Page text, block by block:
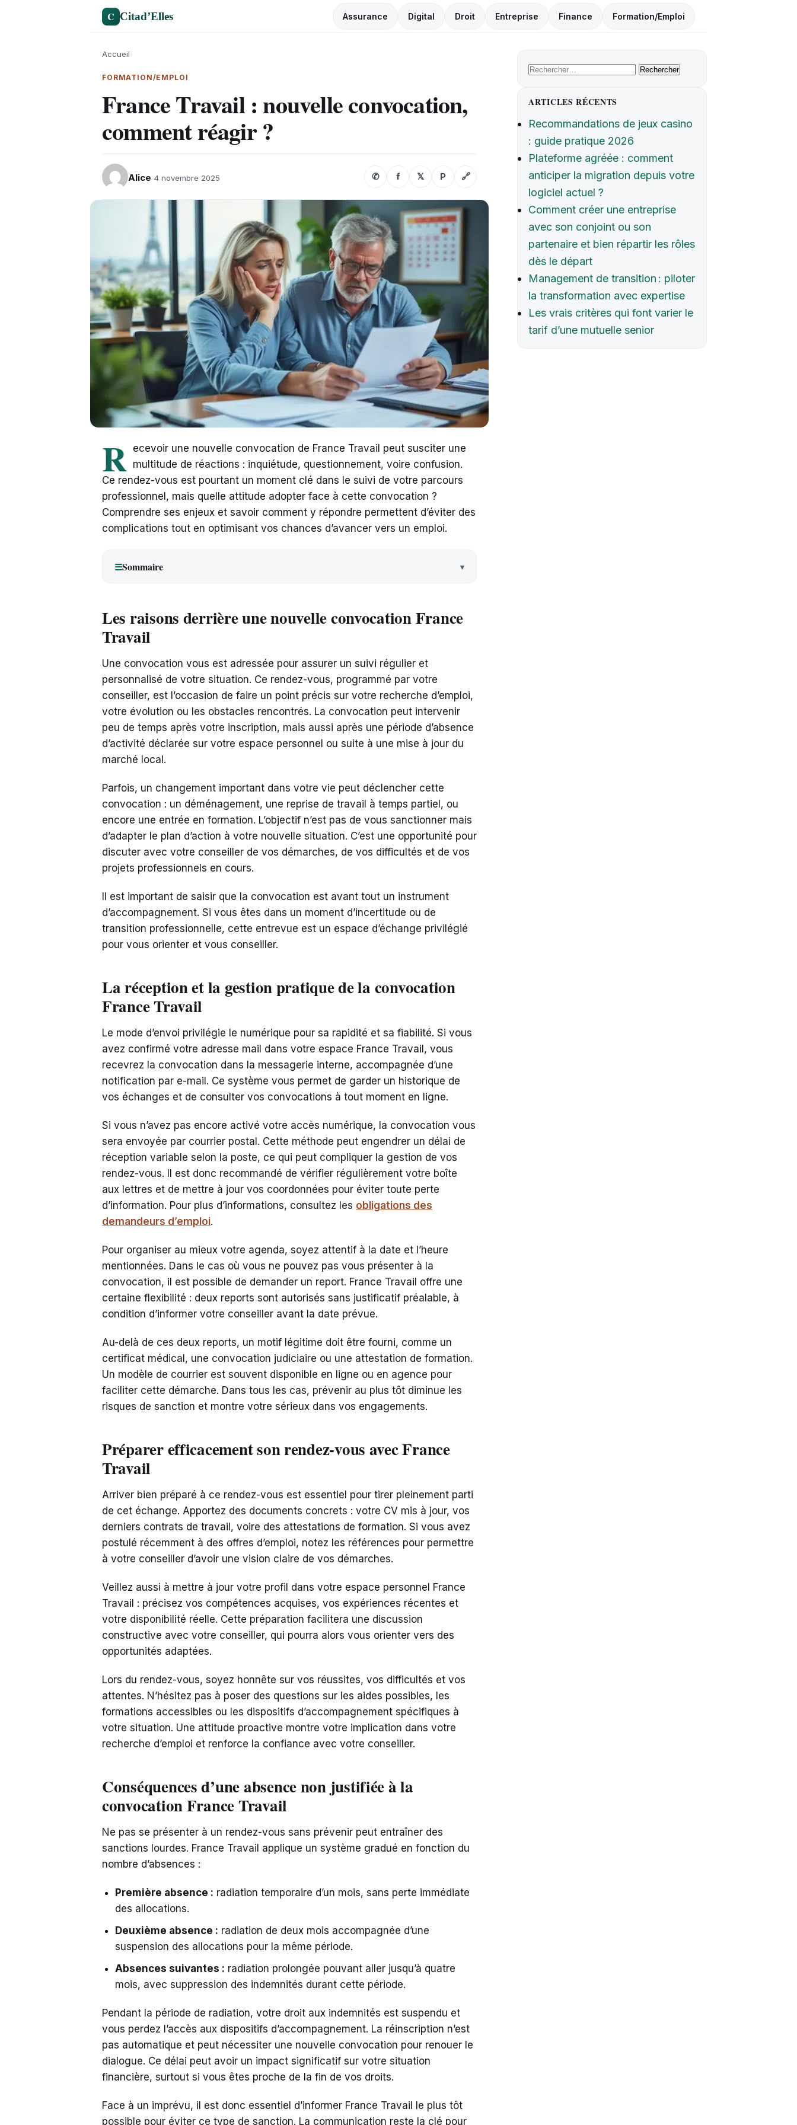
C Citad’Elles Assurance Digital Droit Entreprise Finance Formation/Emploi
Accueil›
FORMATION/EMPLOI
France Travail : nouvelle convocation,
comment réagir ?
Alice 4 novembre 2025 ✆ f 𝕏 P 🔗
R ecevoir une nouvelle convocation de France Travail peut susciter une
multitude de réactions : inquiétude, questionnement, voire confusion.
Ce rendez-vous est pourtant un moment clé dans le suivi de votre parcours
professionnel, mais quelle attitude adopter face à cette convocation ?
Comprendre ses enjeux et savoir comment y répondre permettent d’éviter des
complications tout en optimisant vos chances d’avancer vers un emploi.
☰Sommaire
Les raisons derrière une nouvelle convocation France
Travail
Une convocation vous est adressée pour assurer un suivi régulier et
personnalisé de votre situation. Ce rendez-vous, programmé par votre
conseiller, est l’occasion de faire un point précis sur votre recherche d’emploi,
votre évolution ou les obstacles rencontrés. La convocation peut intervenir
peu de temps après votre inscription, mais aussi après une période d’absence
d’activité déclarée sur votre espace personnel ou suite à une mise à jour du
marché local.
Parfois, un changement important dans votre vie peut déclencher cette
convocation : un déménagement, une reprise de travail à temps partiel, ou
encore une entrée en formation. L’objectif n’est pas de vous sanctionner mais
d’adapter le plan d’action à votre nouvelle situation. C’est une opportunité pour
discuter avec votre conseiller de vos démarches, de vos difficultés et de vos
projets professionnels en cours.
Il est important de saisir que la convocation est avant tout un instrument
d’accompagnement. Si vous êtes dans un moment d’incertitude ou de
transition professionnelle, cette entrevue est un espace d’échange privilégié
pour vous orienter et vous conseiller.
La réception et la gestion pratique de la convocation
France Travail
Le mode d’envoi privilégie le numérique pour sa rapidité et sa fiabilité. Si vous
avez confirmé votre adresse mail dans votre espace France Travail, vous
recevrez la convocation dans la messagerie interne, accompagnée d’une
notification par e-mail. Ce système vous permet de garder un historique de
vos échanges et de consulter vos convocations à tout moment en ligne.
Si vous n’avez pas encore activé votre accès numérique, la convocation vous
sera envoyée par courrier postal. Cette méthode peut engendrer un délai de
réception variable selon la poste, ce qui peut compliquer la gestion de vos
rendez-vous. Il est donc recommandé de vérifier régulièrement votre boîte
aux lettres et de mettre à jour vos coordonnées pour éviter toute perte
d’information. Pour plus d’informations, consultez les obligations des
demandeurs d’emploi.
Pour organiser au mieux votre agenda, soyez attentif à la date et l’heure
mentionnées. Dans le cas où vous ne pouvez pas vous présenter à la
convocation, il est possible de demander un report. France Travail offre une
certaine flexibilité : deux reports sont autorisés sans justificatif préalable, à
condition d’informer votre conseiller avant la date prévue.
Au-delà de ces deux reports, un motif légitime doit être fourni, comme un
certificat médical, une convocation judiciaire ou une attestation de formation.
Un modèle de courrier est souvent disponible en ligne ou en agence pour
faciliter cette démarche. Dans tous les cas, prévenir au plus tôt diminue les
risques de sanction et montre votre sérieux dans vos engagements.
Préparer efficacement son rendez-vous avec France
Travail
Arriver bien préparé à ce rendez-vous est essentiel pour tirer pleinement parti
de cet échange. Apportez des documents concrets : votre CV mis à jour, vos
derniers contrats de travail, voire des attestations de formation. Si vous avez
postulé récemment à des offres d’emploi, notez les références pour permettre
à votre conseiller d’avoir une vision claire de vos démarches.
Veillez aussi à mettre à jour votre profil dans votre espace personnel France
Travail : précisez vos compétences acquises, vos expériences récentes et
votre disponibilité réelle. Cette préparation facilitera une discussion
constructive avec votre conseiller, qui pourra alors vous orienter vers des
opportunités adaptées.
Lors du rendez-vous, soyez honnête sur vos réussites, vos difficultés et vos
attentes. N’hésitez pas à poser des questions sur les aides possibles, les
formations accessibles ou les dispositifs d’accompagnement spécifiques à
votre situation. Une attitude proactive montre votre implication dans votre
recherche d’emploi et renforce la confiance avec votre conseiller.
Conséquences d’une absence non justifiée à la
convocation France Travail
Ne pas se présenter à un rendez-vous sans prévenir peut entraîner des
sanctions lourdes. France Travail applique un système gradué en fonction du
nombre d’absences :
Première absence : radiation temporaire d’un mois, sans perte immédiate
des allocations.
Deuxième absence : radiation de deux mois accompagnée d’une
suspension des allocations pour la même période.
Absences suivantes : radiation prolongée pouvant aller jusqu’à quatre
mois, avec suppression des indemnités durant cette période.
Pendant la période de radiation, votre droit aux indemnités est suspendu et
vous perdez l’accès aux dispositifs d’accompagnement. La réinscription n’est
pas automatique et peut nécessiter une nouvelle convocation pour renouer le
dialogue. Ce délai peut avoir un impact significatif sur votre situation
financière, surtout si vous êtes proche de la fin de vos droits.
Face à un imprévu, il est donc essentiel d’informer France Travail le plus tôt
possible pour éviter ce type de sanction. La communication reste la clé pour
Rechercher :
ARTICLES RÉCENTS
Recommandations de jeux casino
: guide pratique 2026
Plateforme agréée : comment
anticiper la migration depuis votre
logiciel actuel ?
Comment créer une entreprise
avec son conjoint ou son
partenaire et bien répartir les rôles
dès le départ
Management de transition : piloter
la transformation avec expertise
Les vrais critères qui font varier le
tarif d’une mutuelle senior